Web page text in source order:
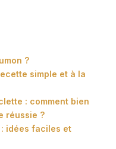
?
simple et à la
: comment bien
réussie ?
idées faciles et